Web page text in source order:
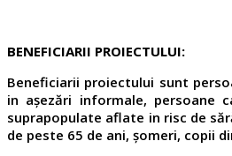
BENEFICIARII PROIECTULUI:
Beneficiarii proiectului sunt
in așezări informale, persoane
suprapopulate aflate in risc de
de peste 65 de ani, șomeri, copii